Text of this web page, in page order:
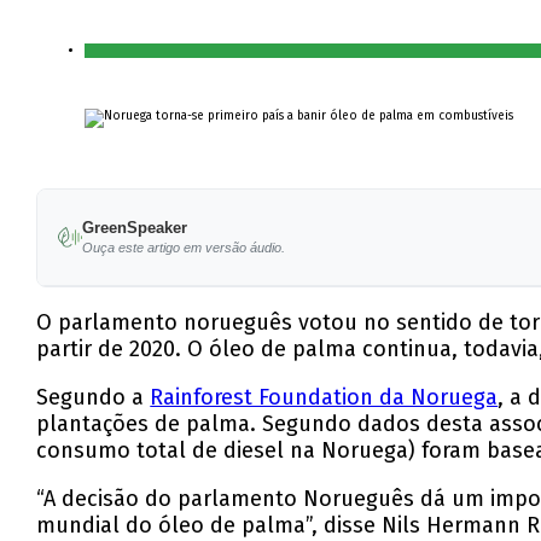
GreenSpeaker
Ouça este artigo em versão áudio.
O parlamento norueguês votou no sentido de
partir de 2020. O óleo de palma continua,
Segundo a Rainforest Foundation da Noruega, a
plantações de palma. Segundo dados desta
consumo total de diesel na Noruega) foram
“A decisão do parlamento Norueguês dá um
mundial do óleo de palma”, disse Nils Hermann